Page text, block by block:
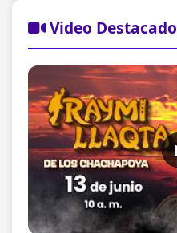
Video Destacado